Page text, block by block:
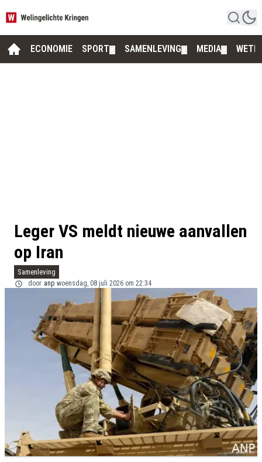
ECONOMIE SPORT SAMENLEVING MEDIA
Leger VS meldt nieuwe aanvallen
op Iran
Samenleving
door anp woensdag, 08 juli 2026 om 22:34